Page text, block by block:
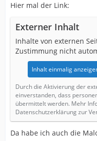
Hier mal der Link:
Externer Inhalt
Inhalte von externen
Zustimmung nicht
Inhalt einmalig
Durch die Aktivierung der
einverstanden, dass
übermittelt werden. Mehr
Datenschutzerklärung zur
Da habe ich auch die